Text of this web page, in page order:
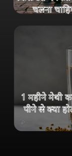
चलना
1 महीने मेथी
पीने से क्या